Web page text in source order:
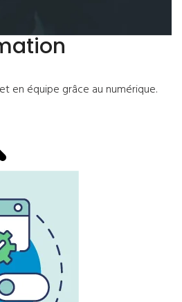
en équipe grâce au numérique.